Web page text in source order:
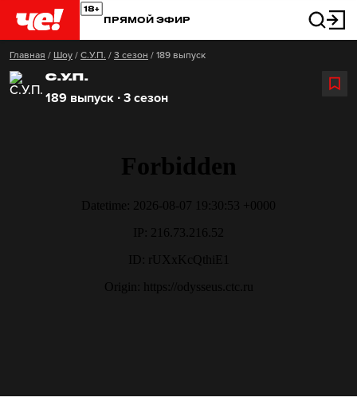
ПРЯМОЙ ЭФИР
Главная / Шоу / С.У.П. / 3 сезон / 189 выпуск
С.У.П.
189 выпуск ∙ 3 сезон